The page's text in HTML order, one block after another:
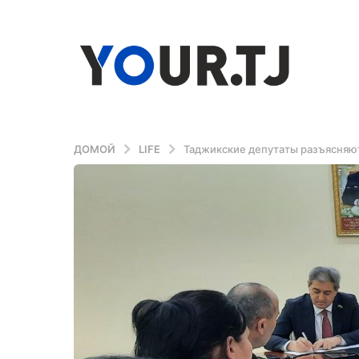
ДОМОЙ LIFE Таджикские депутаты